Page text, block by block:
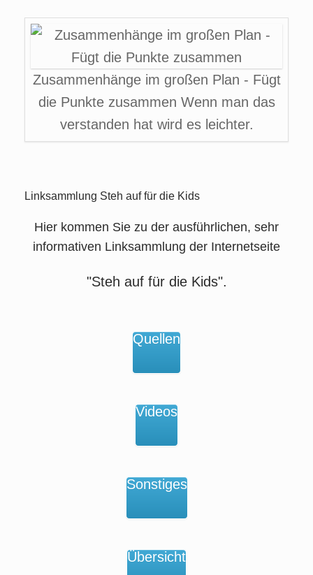
springen
Zusammenhänge im großen Plan - Fügt
die Punkte zusammen Wenn man das
verstanden hat wird es leichter.
Linksammlung Steh auf für die Kids
Hier kommen Sie zu der ausführlichen, sehr
informativen Linksammlung der Internetseite
"Steh auf für die Kids".
Quellen
Videos
Sonstiges
Übersicht